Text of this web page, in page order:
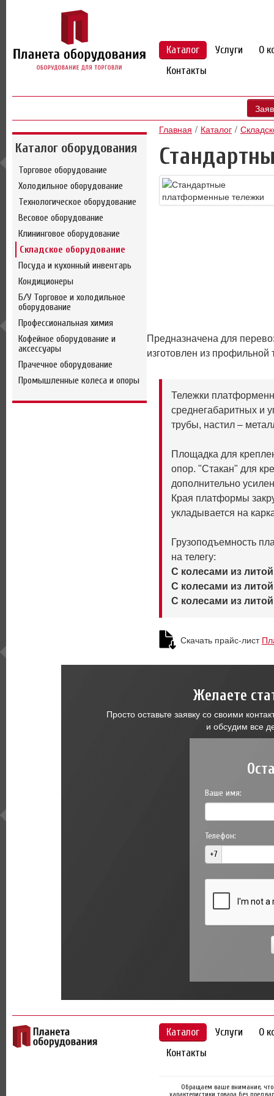
Каталог Услуги
О
Контакты
Каталог оборудования
Торговое оборудование
Холодильное оборудование
Технологическое оборудование
Весовое оборудование
Клининговое оборудование
Складское оборудование
Посуда и кухонный инвентарь
Кондиционеры
Б/У Торговое и холодильное
оборудование
Профессиональная химия
Кофейное оборудование и
аксессуары
Прачечное оборудование
Промышленные колеса и опоры
Главная Каталог
Предназначена для
изготовлен из профильной
Тележки
среднегабаритных и
трубы, настил –
Площадка для
опор. "Стакан" для
дополнительно
Края платформы
укладывается на
Грузоподъемность
на телегу:
С колесами из
С колесами из
С колесами из
Скачать прайс-лист
Желаете
Просто оставьте заявку со своими
и обсудим все
Ваше имя:
Телефон:
+7
Каталог Услуги
О
Контакты
Обращаем ваше внимание, что
характеристики товара без